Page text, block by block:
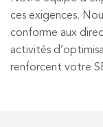
ces exigences.
conforme aux
activités
renforcent votre